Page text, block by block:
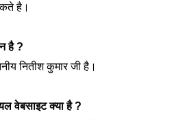
है।
है ?
नितीश कुमार जी है।
वेबसाइट क्या है ?